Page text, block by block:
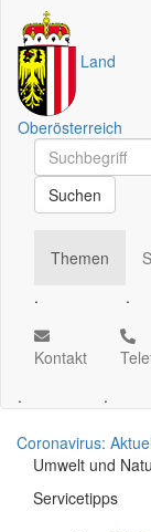
Land
Oberösterreich
Schnellsuche
Suchen
Themen
.
.
Kontakt
.
.
Coronavirus:
Umwelt und
Servicetipps